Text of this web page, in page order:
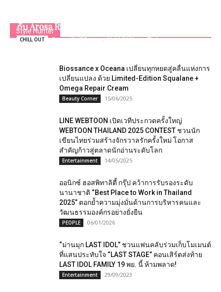
Style Hunter
กับ Arosa River Cruise New ship Arosa Sena
CHILL OUT Team GLITZmag - 29/08/2023 0
Biossance x Oceana เปลี่ยนทุกหยดสู่คลื่นแห่งการ
เปลี่ยนแปลง ด้วย Limited-Edition Squalane +
Omega Repair Cream
Beauty Corner 15/06/2025
LINE WEBTOON เปิดเวทีประกวดครั้งใหญ่
WEBTOON THAILAND 2025 CONTEST ชวนนัก
เขียนไทยร่วมสร้างจักรวาลรักครั้งใหม่ โอกาส
สำคัญก้าวสู่ตลาดนักอ่านระดับโลก
Entertainment 14/05/2025
ออนิกซ์ ฮอสพิทาลิตี้ กรุ๊ป คว้าการรับรองระดับ
นานาชาติ “Best Place to Work in Thailand
2025” ตอกย้ำความมุ่งมั่นด้านการบริหารคนและ
วัฒนธรรมองค์กรอย่างยั่งยืน
PEOPLE 06/01/2026
“ม่านมุก LAST IDOL” ชวนแฟนคลับร่วมเก็บโมเมนต์
ที่แสนประทับใจ “LAST STAGE” คอนเสิร์ตส่งท้าย
LAST IDOL FAMILY 19 พย. นี้ ห้ามพลาด!
Entertainment 29/09/2023